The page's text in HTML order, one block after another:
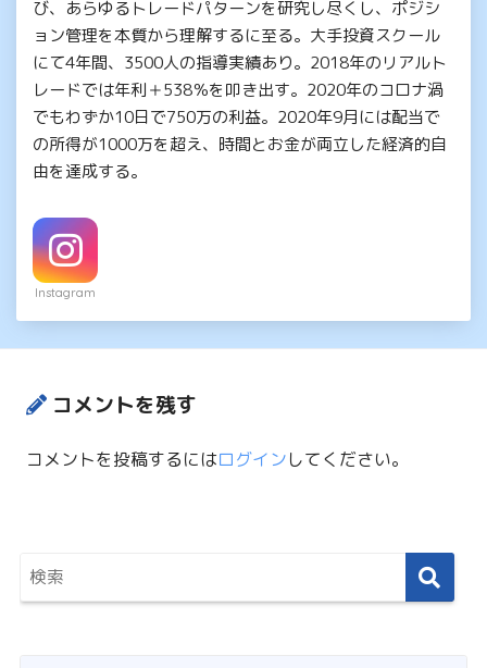
び、あらゆるトレードパターンを研究し尽くし、ポジシ
ョン管理を本質から理解するに至る。大手投資スクール
にて4年間、3500人の指導実績あり。2018年のリアルト
レードでは年利＋538％を叩き出す。2020年のコロナ渦
でもわずか10日で750万の利益。2020年9月には配当で
の所得が1000万を超え、時間とお金が両立した経済的自
由を達成する。
Instagram
コメントを残す
コメントを投稿するにはログインしてください。